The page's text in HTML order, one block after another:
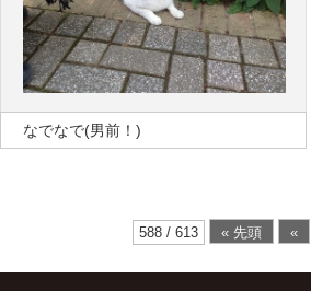
なでなで(男前！)
588 / 613 « 先頭 «